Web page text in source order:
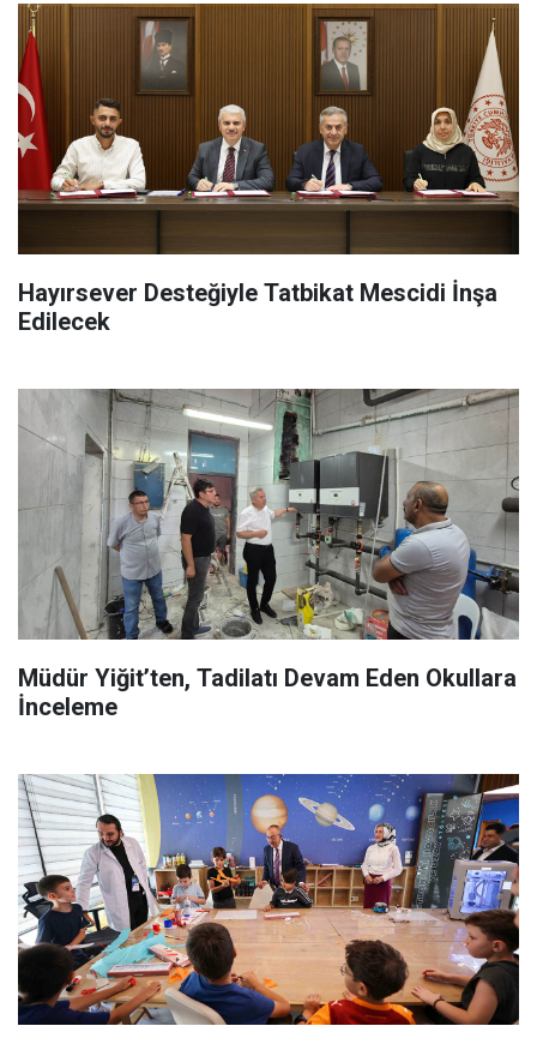
Hayırsever Desteğiyle Tatbikat Mescidi İnşa
Edilecek
Müdür Yiğit’ten, Tadilatı Devam Eden Okullara
İnceleme